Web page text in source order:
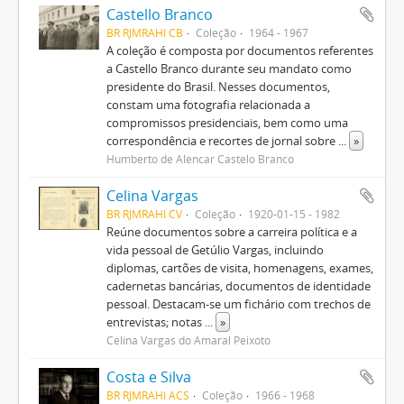
Castello Branco
BR RJMRAHI CB Coleção 1964 - 1967
A coleção é composta por documentos referentes
a Castello Branco durante seu mandato como
presidente do Brasil. Nesses documentos,
constam uma fotografia relacionada a
compromissos presidenciais, bem como uma
correspondência e recortes de jornal sobre ... »
Humberto de Alencar Castelo Branco
Celina Vargas
BR RJMRAHI CV Coleção 1920-01-15 - 1982
Reúne documentos sobre a carreira política e a
vida pessoal de Getúlio Vargas, incluindo
diplomas, cartões de visita, homenagens, exames,
cadernetas bancárias, documentos de identidade
pessoal. Destacam-se um fichário com trechos de
entrevistas; notas ... »
Celina Vargas do Amaral Peixoto
Costa e Silva
BR RJMRAHI ACS Coleção 1966 - 1968